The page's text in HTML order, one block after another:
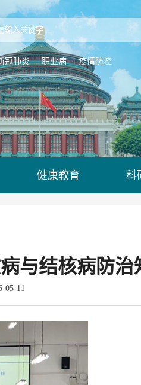
冠肺炎 职业病 疫情防控
健康教育 科
与结核病防治
05-11